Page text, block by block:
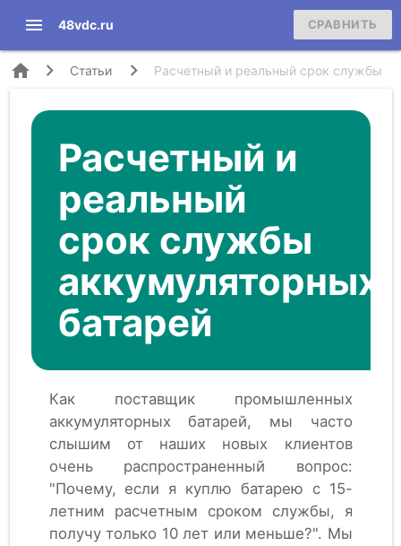
menu 48vdc.ru СРАВНИТЬ
home Статьи Расчетный и реальный срок службы
аккумуляторных батарей
Расчетный и
реальный
срок службы
аккумуляторных
батарей
Как поставщик промышленных
аккумуляторных батарей, мы часто
слышим от наших новых клиентов
очень распространенный вопрос:
"Почему, если я куплю батарею с 15-
летним расчетным сроком службы, я
получу только 10 лет или меньше?". Мы